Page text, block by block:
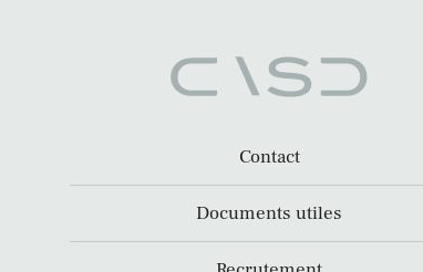
Contact
Documents utiles